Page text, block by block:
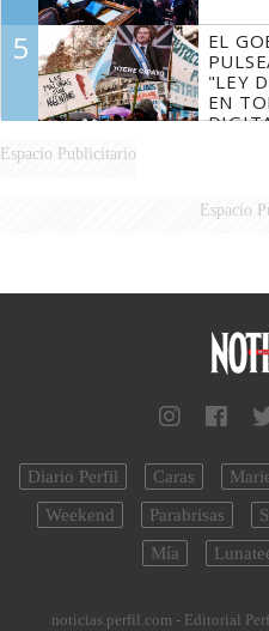
5
EL
"LEY
EN
Espacio Publicitario
Espacio
Diario Perfil Caras
Weekend
Parabrisas
Mía
noticias.perfil.com - Editorial